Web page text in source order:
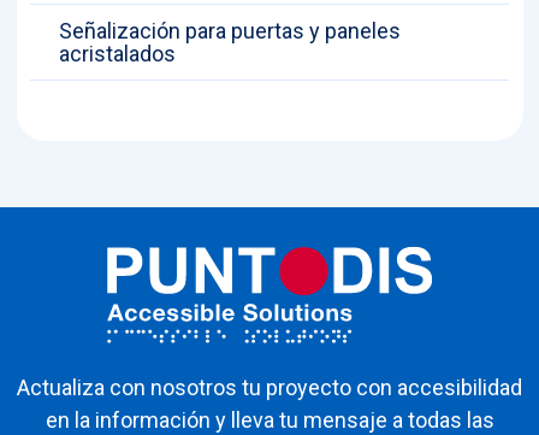
Señalización para puertas y paneles
acristalados
Actualiza con nosotros tu proyecto con accesibilidad
en la información y lleva tu mensaje a todas las